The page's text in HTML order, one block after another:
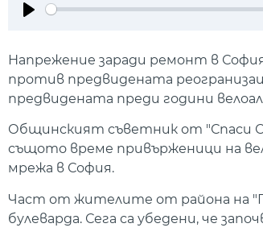
Напрежение заради ремонт в
против предвидената
предвидената преди години
Общинският съветник от "Спаси
същото време привърженици на
мрежа в София.
Част от жителите от района на
булеварда. Сега са убедени, че